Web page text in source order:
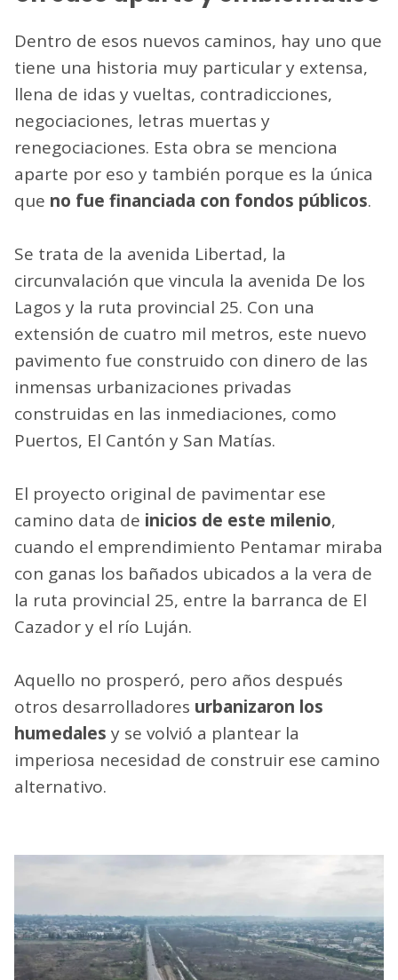
Dentro de esos nuevos caminos, hay uno que
tiene una historia muy particular y extensa,
llena de idas y vueltas, contradicciones,
negociaciones, letras muertas y
renegociaciones. Esta obra se menciona
aparte por eso y también porque es la única
que no fue financiada con fondos públicos.
Se trata de la avenida Libertad, la
circunvalación que vincula la avenida De los
Lagos y la ruta provincial 25. Con una
extensión de cuatro mil metros, este nuevo
pavimento fue construido con dinero de las
inmensas urbanizaciones privadas
construidas en las inmediaciones, como
Puertos, El Cantón y San Matías.
El proyecto original de pavimentar ese
camino data de inicios de este milenio,
cuando el emprendimiento Pentamar miraba
con ganas los bañados ubicados a la vera de
la ruta provincial 25, entre la barranca de El
Cazador y el río Luján.
Aquello no prosperó, pero años después
otros desarrolladores urbanizaron los
humedales y se volvió a plantear la
imperiosa necesidad de construir ese camino
alternativo.